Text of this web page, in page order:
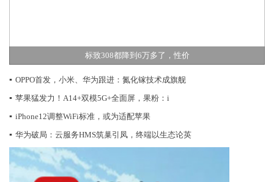
标致308都降到6万多了，性价
▪ OPPO首发，小米、华为跟进：氮化镓技术成旗舰
▪ 苹果猛发力！A14+双模5G+全面屏，果粉：i
▪ iPhone12调整WiFi标准，或为适配苹果
▪ 华为破局：云服务HMS筑巢引凤，终端以生态论英